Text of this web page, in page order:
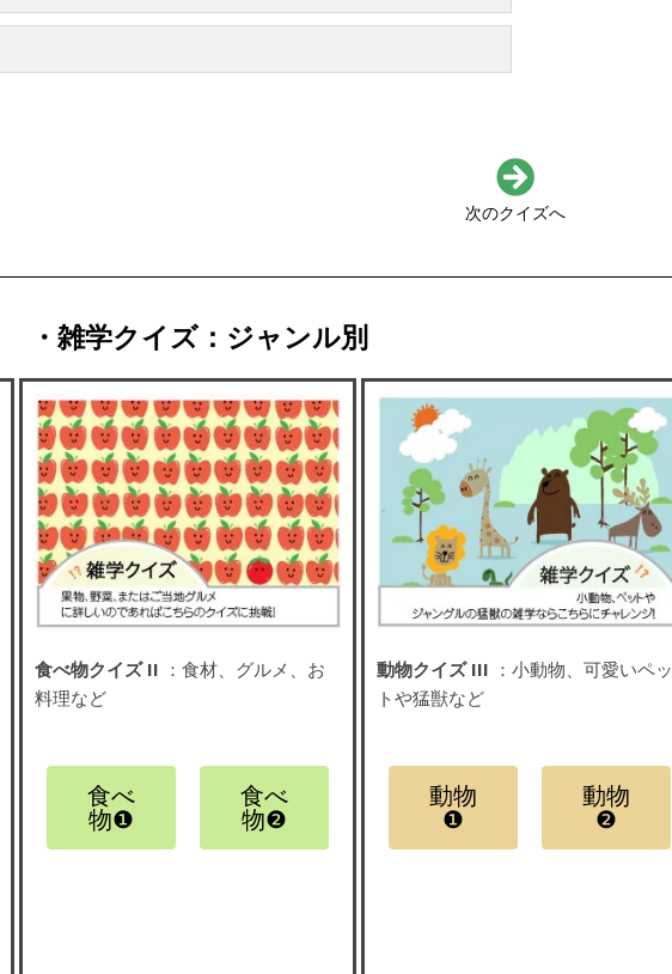
次のクイズへ
・雑学クイズ：ジャンル別
食べ物クイズ II ：食材、グルメ、お
料理など
食べ
物❶
食べ
物❷
動物クイズ III ：小動物、可愛いペッ
トや猛獣など
動物
❶
動物
❷